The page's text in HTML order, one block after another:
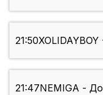
21:50
21:47NEMIGA -